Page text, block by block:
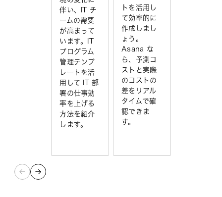
伴い、IT チ
ームの需要
が高まって
います。IT
プログラム
管理テンプ
レートを活
用して IT 部
署の仕事効
率を上げる
方法を紹介
します。
トを活用し
て効率的に
作成しまし
ょう。
Asana な
ら、予測コ
ストと実際
のコストの
差をリアル
タイムで確
認できま
す。